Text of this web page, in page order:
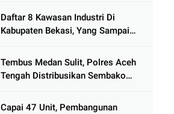
Daftar 8 Kawasan Industri Di
Kabupaten Bekasi, Yang Sampai
Tembus Medan Sulit, Polres Aceh
Tengah Distribusikan Sembako
Jamat
Capai 47 Unit, Pembangunan